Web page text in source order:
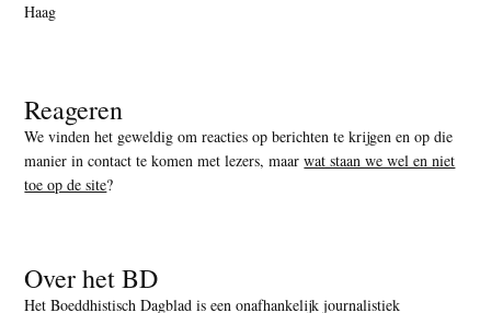
Haag
Reageren
We vinden het geweldig om reacties op berichten te krijgen en op die
manier in contact te komen met lezers, maarwat staan we wel en niet
toe op de site?
Over het BD
Het Boeddhistisch Dagblad is een onafhankelijk journalistiek